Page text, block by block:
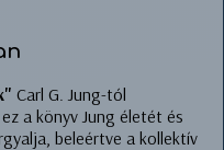
Carl G. Jung-tól
a könyv Jung életét és
beleértve a kollektív